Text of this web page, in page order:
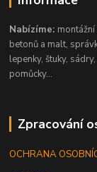
Nabízíme:
betonů a malt,
lepenky, štuky,
pomůcky...
Zpracování
OCHRANA